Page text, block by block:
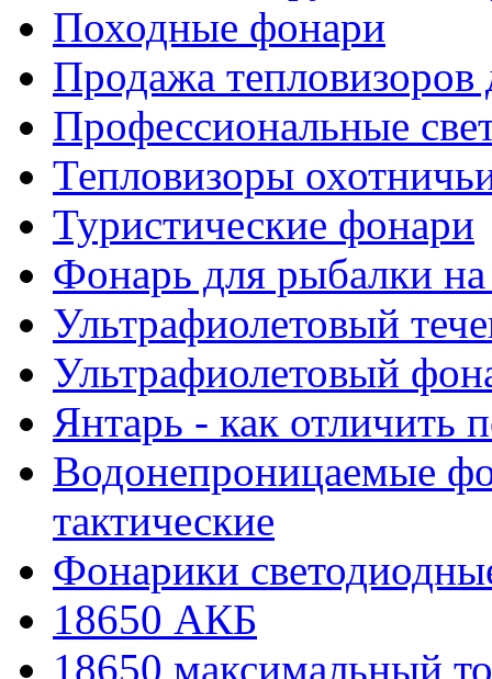
Походные фонари
Продажа тепловизоров
Профессиональные
Тепловизоры
Туристические фонари
Фонарь для рыбалки на
Ультрафиолетовый
Ультрафиолетовый
Янтарь - как отличить
Водонепроницаемые
тактические
Фонарики
18650 АКБ
18650 максимальный